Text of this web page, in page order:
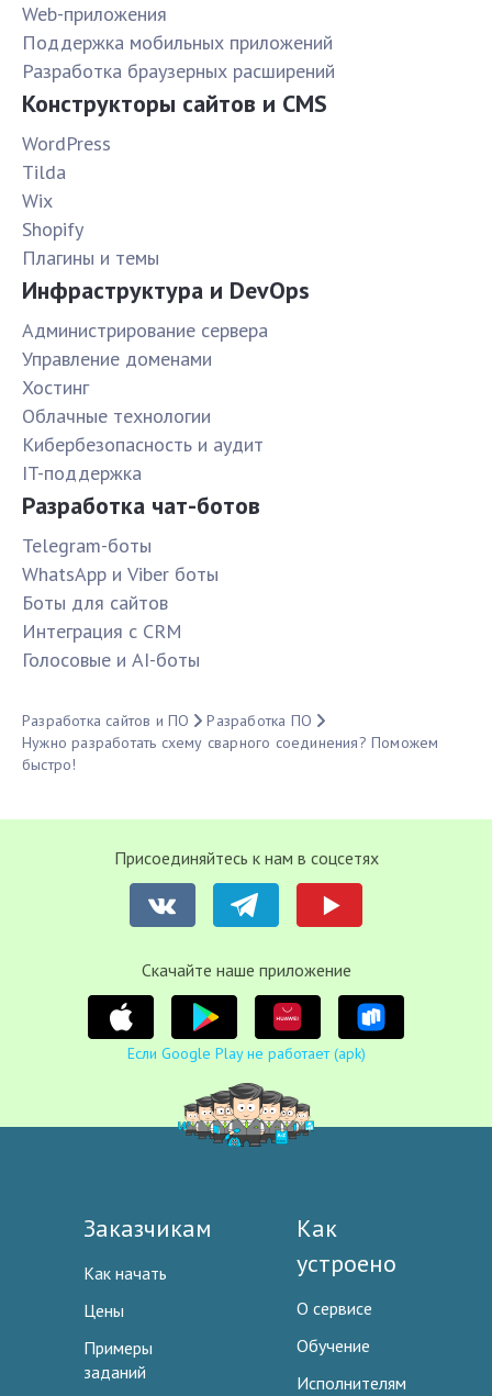
Web-приложения
Поддержка мобильных приложений
Разработка браузерных расширений
Конструкторы сайтов и CMS
WordPress
Tilda
Wix
Shopify
Плагины и темы
Инфраструктура и DevOps
Администрирование сервера
Управление доменами
Хостинг
Облачные технологии
Кибербезопасность и аудит
IT-поддержка
Разработка чат-ботов
Telegram-боты
WhatsApp и Viber боты
Боты для сайтов
Интеграция с CRM
Голосовые и AI-боты
Разработка сайтов и ПО
Разработка ПО
Нужно разработать схему сварного соединения? Поможем
быстро!
Присоединяйтесь к нам в соцсетях
Cкачайте наше приложение
Если Google Play не работает (apk)
Заказчикам
Как начать
Цены
Примеры
заданий
Как
устроено
О сервисе
Обучение
Исполнителям